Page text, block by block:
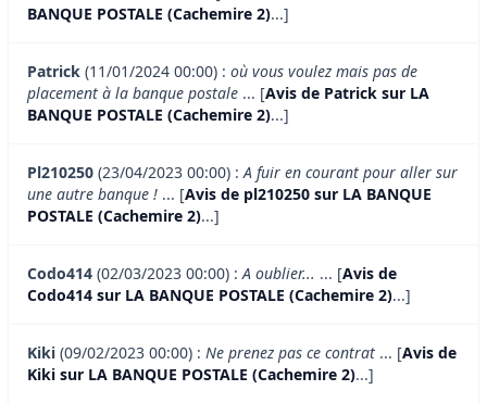
BANQUE POSTALE (Cachemire 2)...]
Patrick (11/01/2024 00:00) : où vous voulez mais pas de
placement à la banque postale ... [Avis de Patrick sur LA
BANQUE POSTALE (Cachemire 2)...]
Pl210250 (23/04/2023 00:00) :A fuir en courant pour aller sur
une autre banque ! ... [Avis de pl210250 sur LA BANQUE
POSTALE (Cachemire 2)...]
Codo414 (02/03/2023 00:00) :A oublier... ... [Avis de
Codo414 sur LA BANQUE POSTALE (Cachemire 2)...]
Kiki (09/02/2023 00:00) : Ne prenez pas ce contrat ... [Avis de
Kiki sur LA BANQUE POSTALE (Cachemire 2)...]